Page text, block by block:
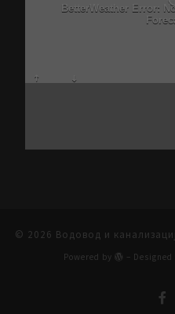
BetterWeather Error:
© 2026 Водовод и
Powered by –